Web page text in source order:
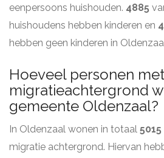
eenpersoons huishouden. 4885
huishoudens hebben kinderen en
hebben geen kinderen in
Hoeveel personen
migratieachtergrond
gemeente Oldenzaal?
In Oldenzaal wonen in totaal 5015
migratie achtergrond. Hiervan